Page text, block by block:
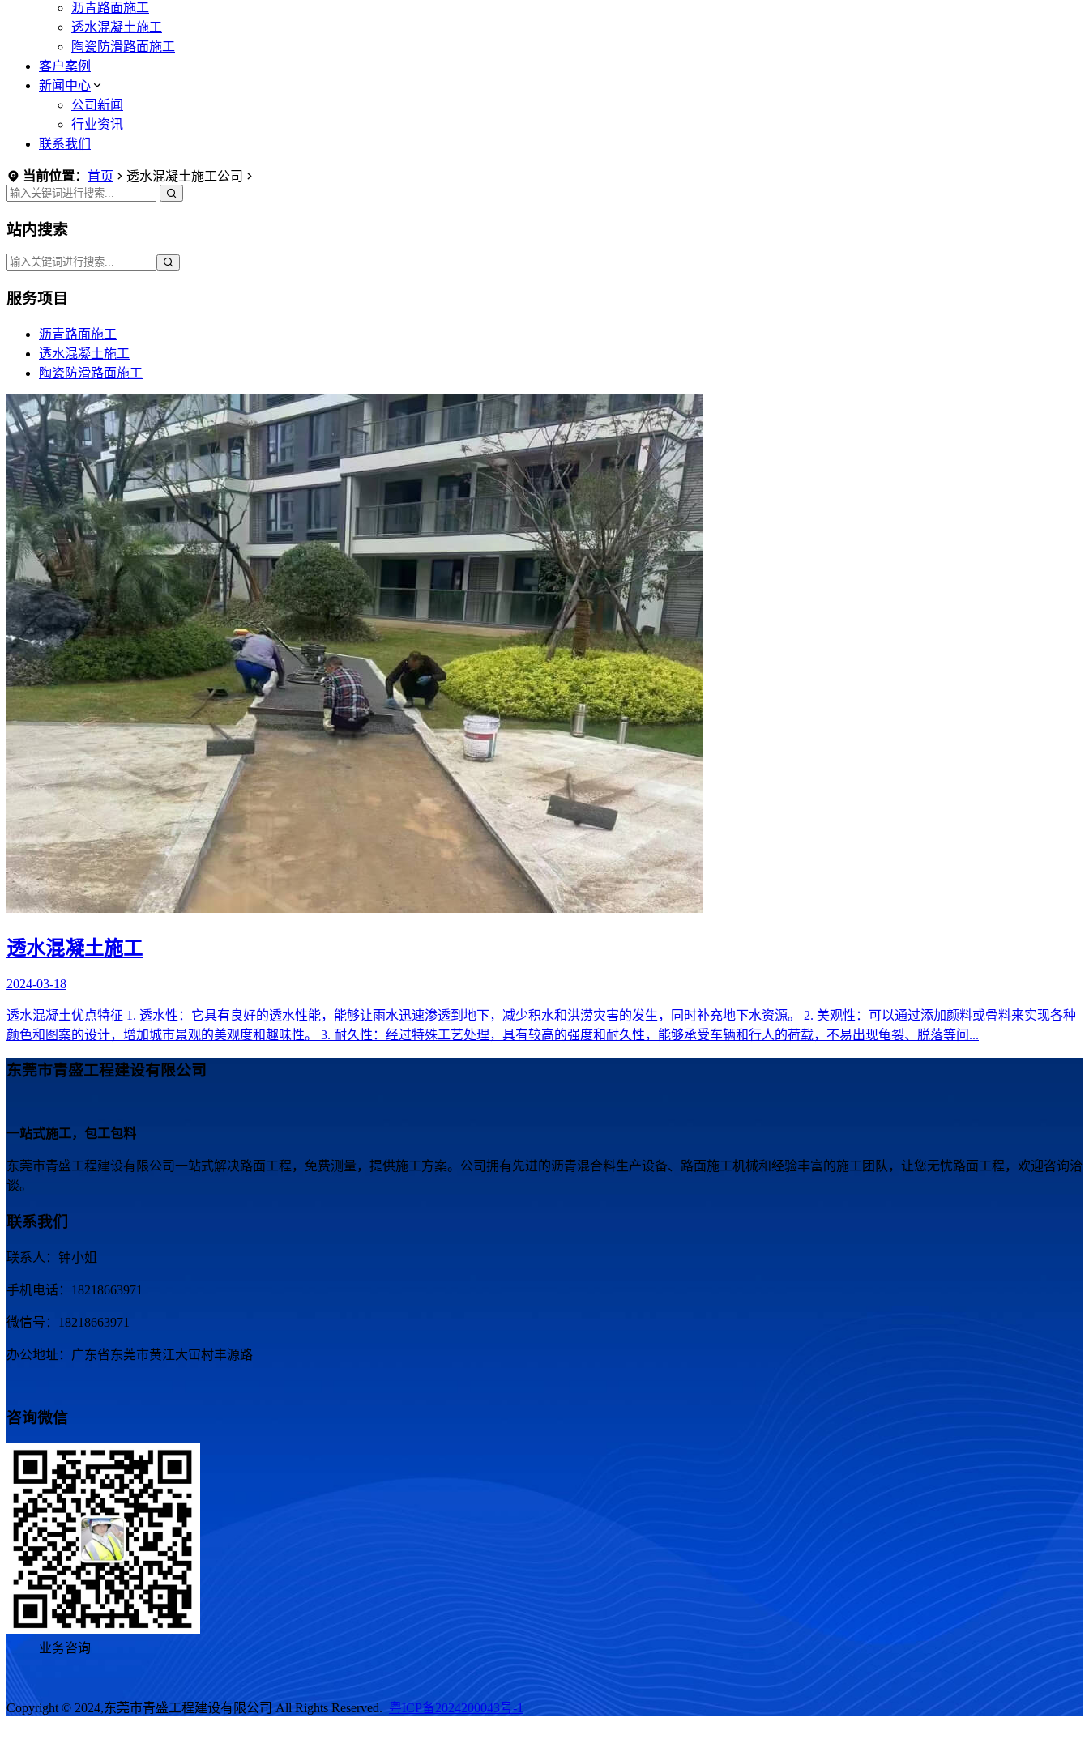
沥青路面施工
透水混凝土施工
陶瓷防滑路面施工
客户案例
新闻中心
公司新闻
行业资讯
联系我们
当前位置： 首页 透水混凝土施工公司
站内搜索
服务项目
沥青路面施工
透水混凝土施工
陶瓷防滑路面施工
透水混凝土施工
2024-03-18
透水混凝土优点特征 1. 透水性：它具有良好的透水性能，能够让雨水迅速渗透到地下，减少积水和洪涝灾害的发生，同时补充地下水资源。 2. 美观性：可以通过添加颜料或骨料来实现各种
颜色和图案的设计，增加城市景观的美观度和趣味性。 3. 耐久性：经过特殊工艺处理，具有较高的强度和耐久性，能够承受车辆和行人的荷载，不易出现龟裂、脱落等问...
东莞市青盛工程建设有限公司
一站式施工，包工包料
东莞市青盛工程建设有限公司一站式解决路面工程，免费测量，提供施工方案。公司拥有先进的沥青混合料生产设备、路面施工机械和经验丰富的施工团队，让您无忧路面工程，欢迎咨询洽
谈。
联系我们
联系人：钟小姐
手机电话：18218663971
微信号：18218663971
办公地址：广东省东莞市黄江大冚村丰源路
咨询微信
业务咨询
Copyright © 2024,东莞市青盛工程建设有限公司 All Rights Reserved. 粤ICP备2024200043号-1